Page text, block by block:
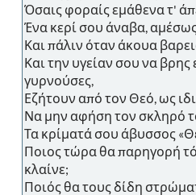
Όσαις φοραίς εμάθενα τ'
Ένα κερί σου άναβα,
Και πάλιν όταν άκουα
Και την υγείαν σου να βρης
γυρνούσες,
Εζήτουν από τον Θεό, ως
Να μην αφήση τον σκληρό
Τα κρίματά σου άβυσσος
Ποιος τώρα θα παρηγορή
κλαίνε;
Ποιός θα τους δίδη